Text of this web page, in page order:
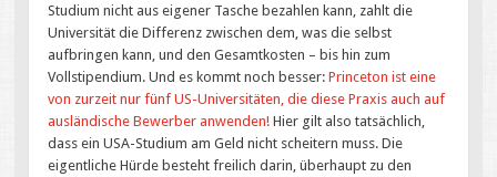
Studium nicht aus eigener Tasche bezahlen kann, zahlt die
Universität die Differenz zwischen dem, was die selbst
aufbringen kann, und den Gesamtkosten – bis hin zum
Vollstipendium. Und es kommt noch besser:Princeton ist eine
von zurzeit nur fünf US-Universitäten, die diese Praxis auch auf
ausländische Bewerber anwenden! Hier gilt also tatsächlich,
dass ein USA-Studium am Geld nicht scheitern muss. Die
eigentliche Hürde besteht freilich darin, überhaupt zu den